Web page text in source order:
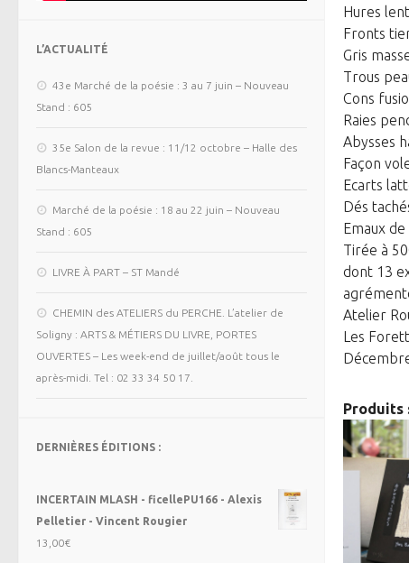
Hures
Fronts
Gris
Trous
Cons
Raies
Abysses
Façon
Ecarts
Dés
Emaux
Tirée à
dont 13
Atelier
Les
Produits
L’ACTUALITÉ
43e Marché de la poésie : 3 au 7 juin – Nouveau
Stand : 605
35e Salon de la revue : 11/12 octobre – Halle des
Blancs-Manteaux
Marché de la poésie : 18 au 22 juin – Nouveau
Stand : 605
LIVRE À PART – ST Mandé
CHEMIN des ATELIERS du PERCHE. L’atelier de
Soligny : ARTS & MÉTIERS DU LIVRE, PORTES
OUVERTES – Les week-end de juillet/août tous le
après-midi. Tel : 02 33 34 50 17.
DERNIÈRES ÉDITIONS :
INCERTAIN MLASH - ficellePU166 - Alexis
Pelletier - Vincent Rougier
13,00€